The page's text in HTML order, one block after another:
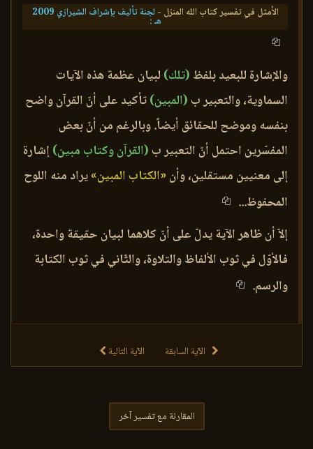
الأمثل في تفسير كتاب الله المنزل - لجنة تأليف بإشراف الشيرازي 2009
هـ :
والإشارة للبعيد بلفظ(تلك) لبيان عظمة هذه الآيات
السماوية، والتعبير ب (المبين)تأكيد على أنّ القرآن واضح
بنفسه وموضح للحقائق أيضاً. وبالرغم من أنّ بعض
المفسّرين احتمل أنّ التعبير ب (القرآن وكتاب مبين)إشارة
إلى معنيين مستقلين، وأن «الكتاب المبين»يراد منه اللوح
المحفوظ...
إلاّ أن ظاهر الآية يدلّ على أنّ كلاهما لبيان حقيقة واحدة،
فالأوّل في ثوب الألفاظ والتلاوة، والثّاني في ثوب الكتابة
والرسم.
الآية السابقة الآية التالية
المقارنة مع تفسير آخر